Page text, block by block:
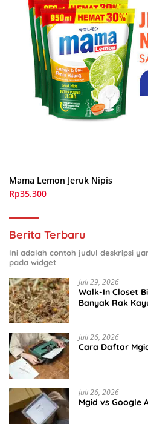
Mama Lemon Jeruk Nipis
Rp35.300
Berita Terbaru
Ini adalah contoh judul deskripsi
pada widget
Juli 29, 2026
Walk-In Closet
Banyak Rak
Juli 26, 2026
Cara Daftar
Juli 26, 2026
Mgid vs Google